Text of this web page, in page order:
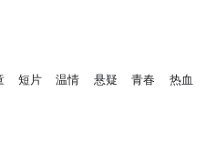
短片 温情 悬疑 青春 热血